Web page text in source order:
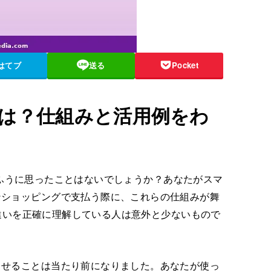
てブ 送る Pocket
？仕組みと活用例をわ
に思ったことはないでしょうか？あなたがスマ
ョッピングで支払う際に、これらの仕組みが舞
を正確に理解している人は意外と少ないもので
ることは当たり前になりました。あなたが使っ